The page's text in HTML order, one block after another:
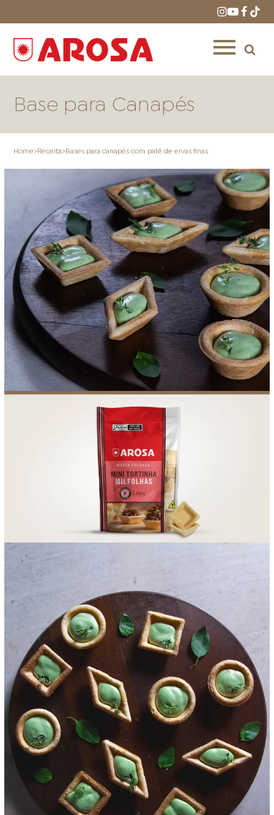
ONDE COMPRAR LOJAS AROSA
DISTRIBUIDORES E
REPRESENTANTES
FOOD SERVICE EMPRESA AGENDA DE CURSOS
Base para Canapés
Home>Receita>Bases para canapés com patê de ervas finas